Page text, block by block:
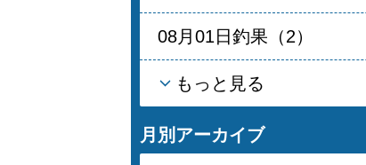
08月01日釣果（2）
もっと見る
月別アーカイブ